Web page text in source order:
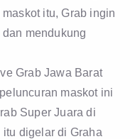
itu, Grab ingin
mendukung
Grab Jawa Barat
maskot ini
Super Juara di
digelar di Graha